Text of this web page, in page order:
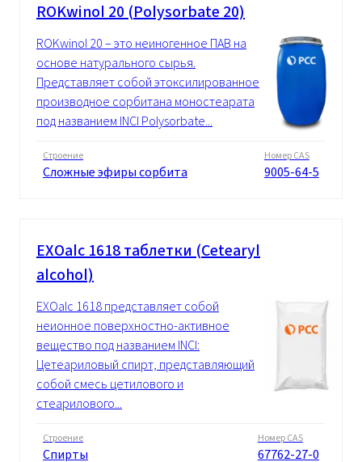
ROKwinol 20 (Polysorbate 20)
ROKwinol 20 – это неиногенное ПАВ на
основе натурального сырья.
Представляет собой этоксилированное
производное сорбитана моностеарата
под названием INCI Polysorbate...
Строение
Сложные эфиры сорбита
Номер CAS
9005-64-5
EXOalc 1618 таблетки (Cetearyl
alcohol)
EXOalc 1618 представляет собой
неионное поверхностно-активное
вещество под названием INCI:
Цетеариловый спирт, представляющий
собой смесь цетилового и
стеарилового...
Строение
Спирты
Номер CAS
67762-27-0